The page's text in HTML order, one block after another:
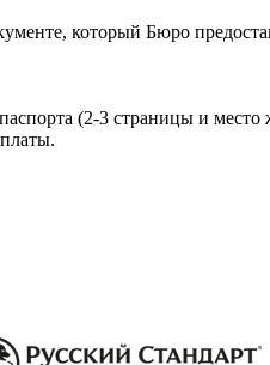
который Бюро
(2-3 страницы и место